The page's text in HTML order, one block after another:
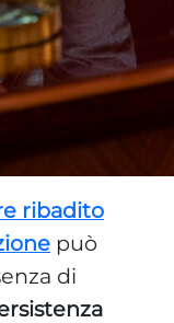
ribadito
può
di